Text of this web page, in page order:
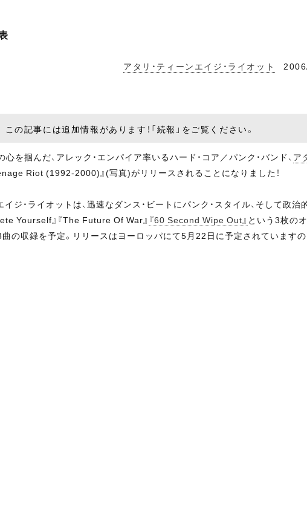
アタリ・ティーンエイジ・ライオット
この記事には追加情報があります！「続報」をご覧ください。
を掴んだ、アレック・エンパイア率いるハード・コア／パンク・バンド、 ア
Riot (1992-2000)』(写真)がリリースされることになりました！
ジ・ライオットは、迅速なダンス・ビートにパンク・スタイル、そして政
Yourself』『The Future Of War』 『60 Second Wipe Out』 という3枚の
の収録を予定。リリースはヨーロッパにて5月22日に予定されています